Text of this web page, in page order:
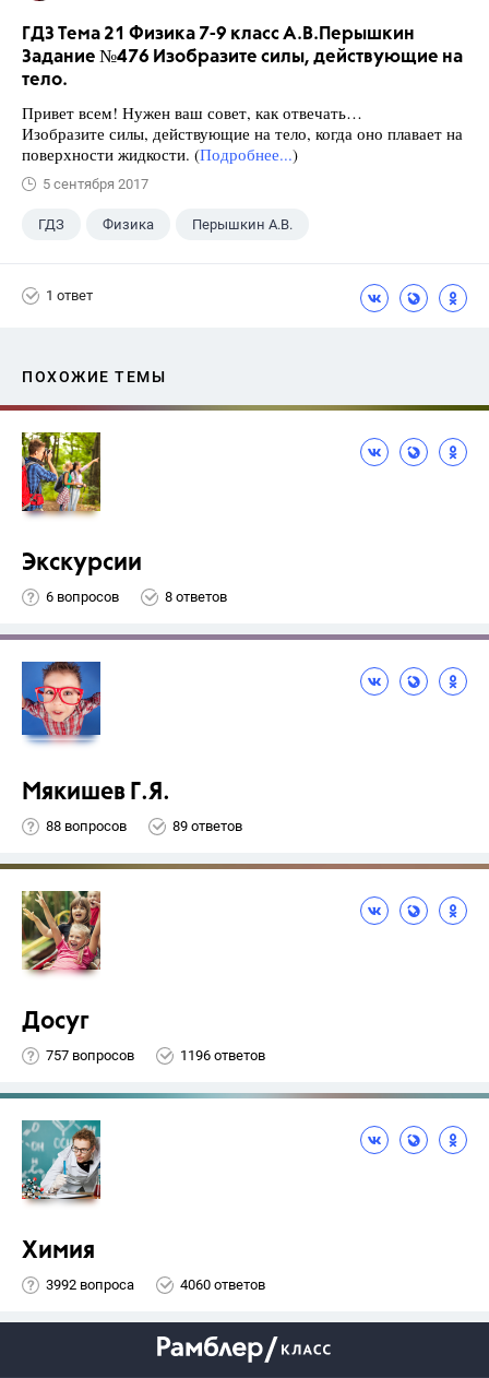
ГДЗ Тема 21 Физика 7-9 класс А.В.Перышкин
Задание №476 Изобразите силы, действующие на
тело.
Привет всем! Нужен ваш совет, как отвечать…
Изобразите силы, действующие на тело, когда оно плавает на
поверхности жидкости. (Подробнее...)
5 сентября 2017
ГДЗ Физика Перышкин А.В.
1 ответ
ПОХОЖИЕ ТЕМЫ
Экскурсии
6 вопросов 8 ответов
Мякишев Г.Я.
88 вопросов 89 ответов
Досуг
757 вопросов 1196 ответов
Химия
3992 вопроса 4060 ответов